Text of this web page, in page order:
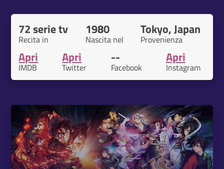
72 serie tv
Recita in
1980
Nascita nel
Tokyo, Japan
Provenienza
Apri
IMDB
Apri
Twitter
--
Facebook
Apri
Instagram